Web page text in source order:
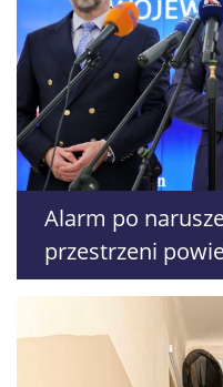
Alarm po
przestrzeni
gdzie nie